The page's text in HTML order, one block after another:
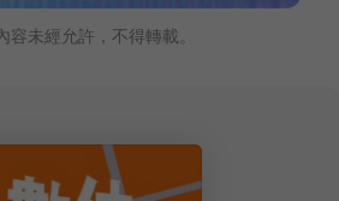
容未經允許，不得轉載。